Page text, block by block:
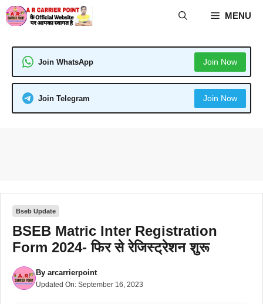
Skip
to
MENU
Join WhatsApp Join Now
Join Telegram Join Now
Bseb Update
BSEB Matric Inter Registration
Form 2024- फिर से रेजिस्ट्रेशन शुरू
By arcarrierpoint
Updated On: September 16, 2023